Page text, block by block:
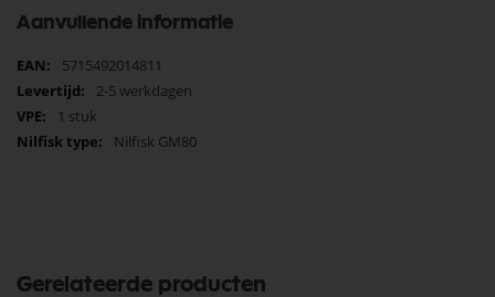
Aanvullende informatie
Meer
informatie
5715492014811
2-5 werkdagen
1 stuk
Nilfisk GM80
Gerelateerde producten